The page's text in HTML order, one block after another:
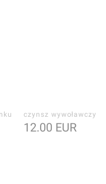
czynsz wywoławczy
12.00 EUR